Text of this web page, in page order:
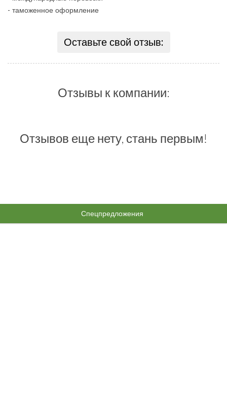
- таможенное оформление
Оставьте свой отзыв:
Отзывы к компании:
Отзывов еще нету, стань первым!
Спецпредложения